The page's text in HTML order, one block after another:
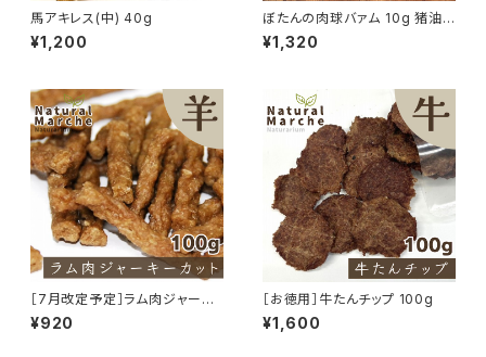
馬アキレス(中) 40g
¥1,200
ぼたんの肉球バァム 10g 猪油
日本ミツバチ 肉球クリーム
¥1,320
［7月改定予定］ラム肉ジャーキ
ーカット たっぷり100g
¥920
［お徳用］牛たんチップ 100g
¥1,600